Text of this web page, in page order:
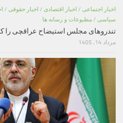
اخبار اجتماعی / اخبار اقتصادی / اخبار حقوقی /
سیاسی / مطبوعات و رسانه ها
تندروهای مجلس استیضاح عراقچی را
مرداد 14, 1405